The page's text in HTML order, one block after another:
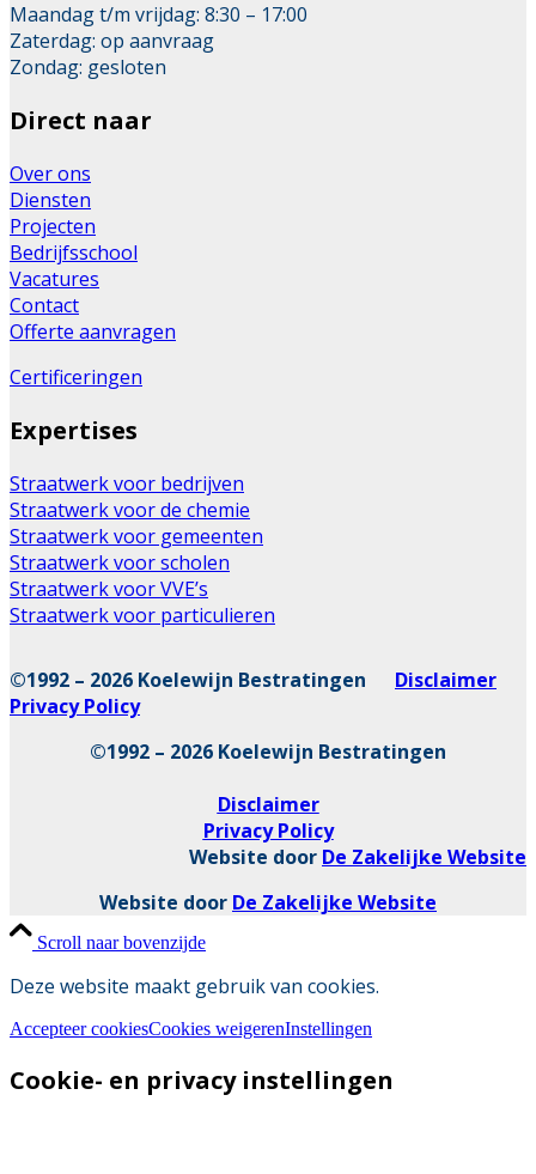
Maandag t/m vrijdag: 8:30 – 17:00
Zaterdag: op aanvraag
Zondag: gesloten
Direct naar
Over ons
Diensten
Projecten
Bedrijfsschool
Vacatures
Contact
Offerte aanvragen
Certificeringen
Expertises
Straatwerk voor bedrijven
Straatwerk voor de chemie
Straatwerk voor gemeenten
Straatwerk voor scholen
Straatwerk voor VVE’s
Straatwerk voor particulieren
©1992 – 2026 Koelewijn Bestratingen Disclaimer
Privacy Policy
©1992 – 2026 Koelewijn Bestratingen
Disclaimer
Privacy Policy
Website door De Zakelijke Website
Website door De Zakelijke Website
Scroll naar bovenzijde
Deze website maakt gebruik van cookies.
Accepteer cookiesCookies weigerenInstellingen
Cookie- en privacy instellingen